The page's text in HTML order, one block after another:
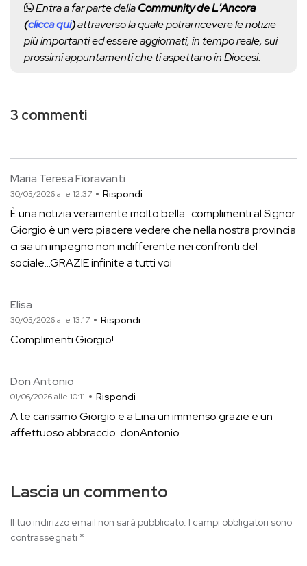
Entra a far parte dellaCommunity de L'Ancora
(clicca qui)attraverso la quale potrai ricevere le notizie
più importanti ed essere aggiornati, in tempo reale, sui
prossimi appuntamenti che ti aspettano in Diocesi.
3 commenti
Maria Teresa Fioravanti
30/05/2026 alle 12:37 Rispondi
È una notizia veramente molto bella...complimenti al Signor
Giorgio è un vero piacere vedere che nella nostra provincia
ci sia un impegno non indifferente nei confronti del
sociale...GRAZIE infinite a tutti voi
Elisa
30/05/2026 alle 13:17 Rispondi
Complimenti Giorgio!
Don Antonio
01/06/2026 alle 10:11 Rispondi
A te carissimo Giorgio e a Lina un immenso grazie e un
affettuoso abbraccio. donAntonio
Lascia un commento
Il tuo indirizzo email non sarà pubblicato. I campi obbligatori sono
contrassegnati *